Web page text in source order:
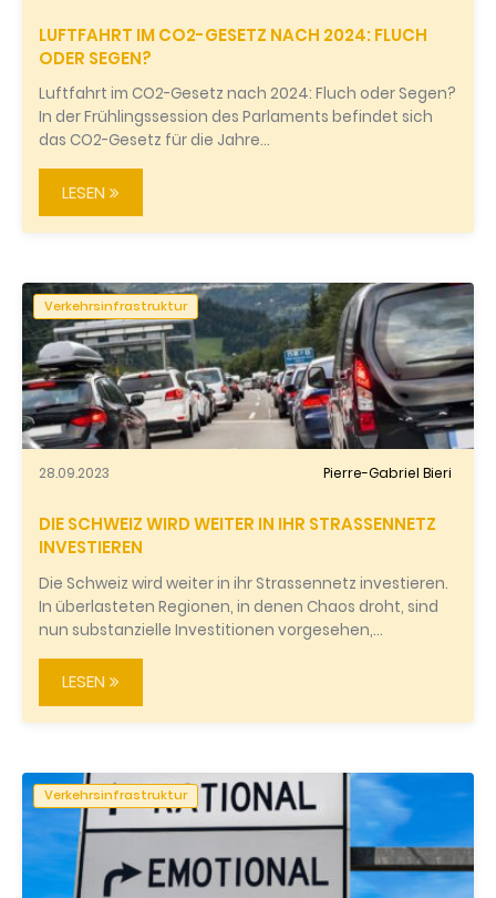
LUFTFAHRT IM CO2-GESETZ NACH 2024: FLUCH
ODER SEGEN?
Luftfahrt im CO2-Gesetz nach 2024: Fluch oder Segen?
In der Frühlingssession des Parlaments befindet sich
das CO2-Gesetz für die Jahre…
LESEN
Verkehrsinfrastruktur
28.09.2023 Pierre-Gabriel Bieri
DIE SCHWEIZ WIRD WEITER IN IHR STRASSENNETZ
INVESTIEREN
Die Schweiz wird weiter in ihr Strassennetz investieren.
In überlasteten Regionen, in denen Chaos droht, sind
nun substanzielle Investitionen vorgesehen,…
LESEN
Verkehrsinfrastruktur